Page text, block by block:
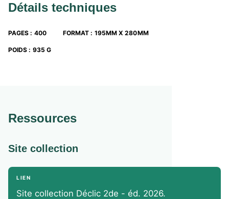
Détails techniques
PAGES : 400 FORMAT : 195MM X 280MM
POIDS : 935 G
Ressources
Site collection
LIEN
Site collection Déclic 2de - éd. 2026.